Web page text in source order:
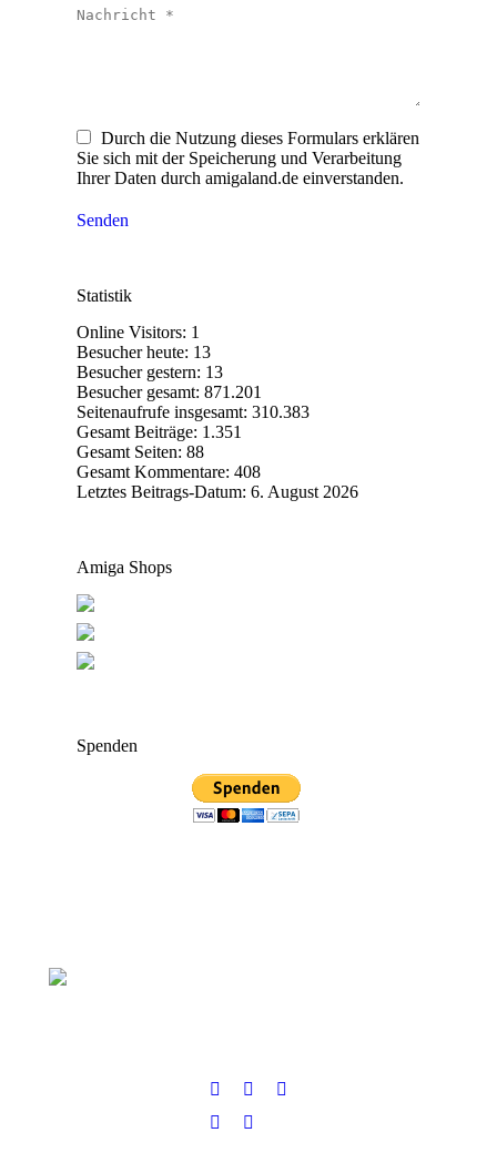
Nachricht *
Durch die Nutzung dieses Formulars erklären
Sie sich mit der Speicherung und Verarbeitung
Ihrer Daten durch amigaland.de einverstanden.
Senden
Statistik
Online Visitors: 1
Besucher heute: 13
Besucher gestern: 13
Besucher gesamt: 871.201
Seitenaufrufe insgesamt: 310.383
Gesamt Beiträge: 1.351
Gesamt Seiten: 88
Gesamt Kommentare: 408
Letztes Beitrags-Datum: 6. August 2026
Amiga Shops
Spenden